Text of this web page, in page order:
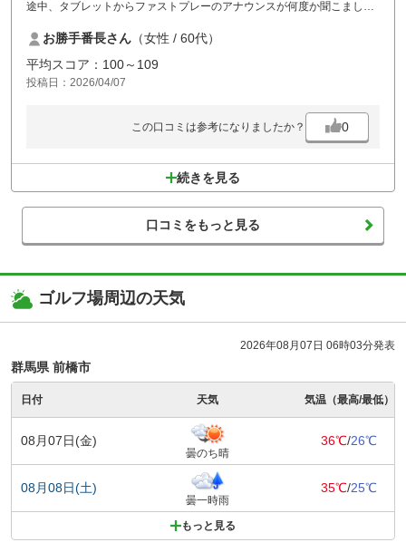
途中、タブレットからファストプレーのアナウンスが何度か聞こました
た訳でもなく、後ろにも待たせる迷惑はかけていませんでしたので敢え
て無視しましたが。お昼が最高に美味しかったです、システムもプレー
ヤーに神!!2種類チャイニーズフーズが選べて完食したら更にひと皿どう
ぞとか、明日も来たくなるやないかーい的なサービスでした。味もしっ
降るかなあと思ってましたが雨どころかスタートしてすぐから晴れ渡り
ゴルフ日和。あちらこちらに桜が咲き乱れ、パンジーや蝋梅など花々も
お勝手番長さん （女性 / 60代）
平均スコア：100～109
投稿日：2026/04/07
この口コミは参考になりましたか？ 0
続きを見る
口コミをもっと見る
ゴルフ場周辺の天気
2026年08月07日 06時03分発表
群馬県 前橋市
日付 天気 気温（最高/最低）
08月07日(金)
曇のち晴
36℃/26℃
08月08日(土)
曇一時雨
35℃/25℃
もっと見る